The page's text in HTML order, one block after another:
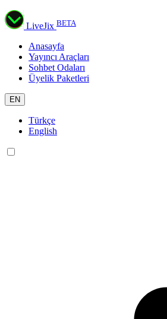
LiveJix BETA
Anasayfa
Yayıncı Araçları
Sohbet Odaları
Üyelik Paketleri
EN
Türkçe
English